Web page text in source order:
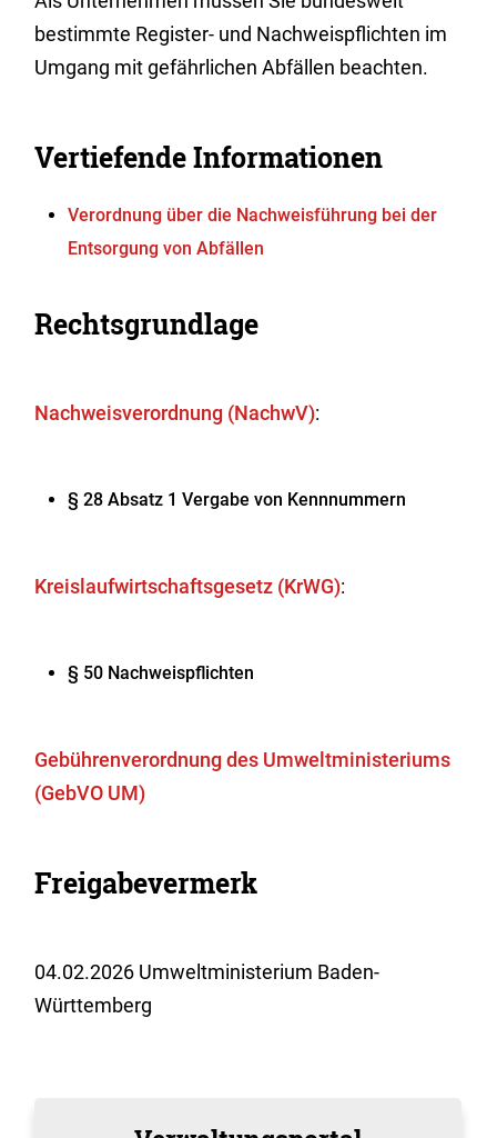
bestimmte Register- und Nachweispflichten im
Umgang mit gefährlichen Abfällen beachten.
Vertiefende Informationen
Verordnung über die Nachweisführung bei der
Entsorgung von Abfällen
Rechtsgrundlage
Nachweisverordnung (NachwV):
§ 28 Absatz 1 Vergabe von Kennnummern
Kreislaufwirtschaftsgesetz (KrWG):
§ 50 Nachweispflichten
Gebührenverordnung des Umweltministeriums
(GebVO UM)
Freigabevermerk
04.02.2026 Umweltministerium Baden-
Württemberg